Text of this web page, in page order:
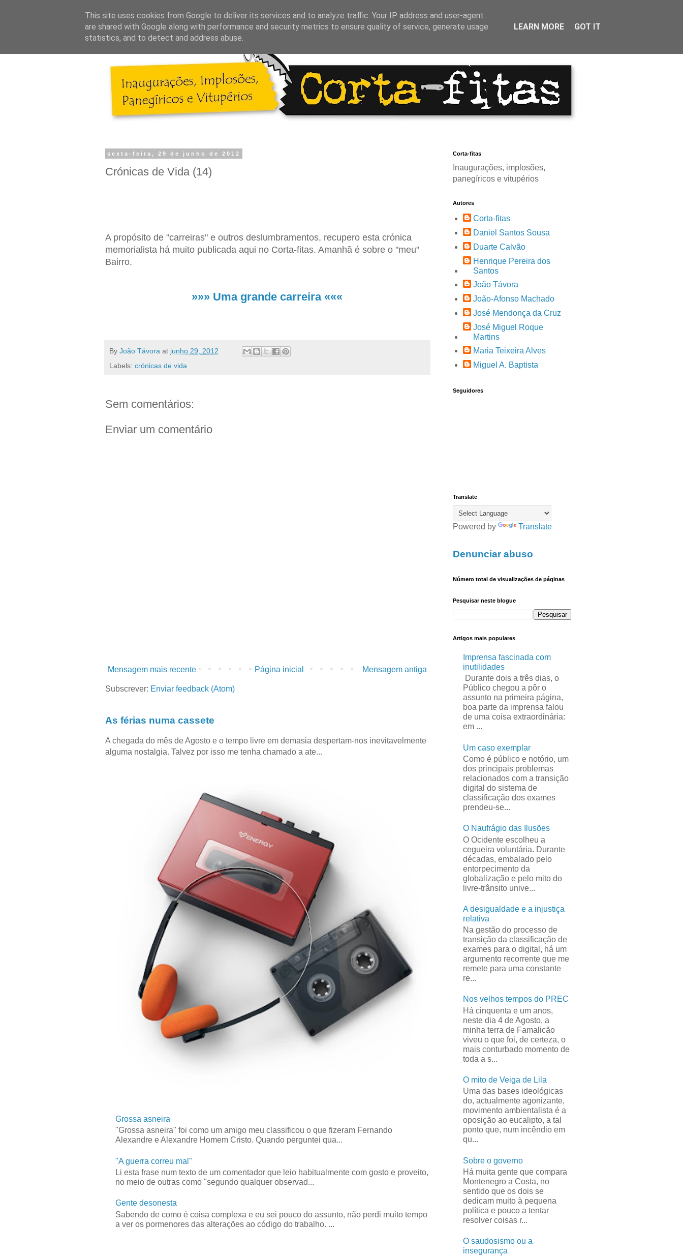
sexta-feira, 29 de junho de 2012
Crónicas de Vida (14)
A propósito de "carreiras" e outros deslumbramentos, recupero esta crónica
memorialista há muito publicada aqui no Corta-fitas. Amanhã é sobre o "meu"
Bairro.
»»» Uma grande carreira «««
By João Távora at junho 29, 2012
Labels: crónicas de vida
Sem comentários:
Enviar um comentário
Mensagem mais recente Mensagem antiga
Página inicial
Subscrever: Enviar feedback (Atom)
As férias numa cassete
A chegada do mês de Agosto e o tempo livre em demasia despertam-nos inevitavelmente
alguma nostalgia. Talvez por isso me tenha chamado a ate...
Grossa asneira
"Grossa asneira" foi como um amigo meu classificou o que fizeram Fernando
Alexandre e Alexandre Homem Cristo. Quando perguntei qua...
"A guerra correu mal"
Li esta frase num texto de um comentador que leio habitualmente com gosto e proveito,
no meio de outras como "segundo qualquer observad...
Gente desonesta
Sabendo de como é coisa complexa e eu sei pouco do assunto, não perdi muito tempo
a ver os pormenores das alterações ao código do trabalho. ...
Corta-fitas
Inaugurações, implosões,
panegíricos e vitupérios
Autores
Corta-fitas
Daniel Santos Sousa
Duarte Calvão
Henrique Pereira dos
Santos
João Távora
João-Afonso Machado
José Mendonça da Cruz
José Miguel Roque
Martins
Maria Teixeira Alves
Miguel A. Baptista
Seguidores
Translate
Powered by Translate
Denunciar abuso
Número total de visualizações de páginas
Pesquisar neste blogue
Artigos mais populares
Imprensa fascinada com
inutilidades
Durante dois a três dias, o
Público chegou a pôr o
assunto na primeira página,
boa parte da imprensa falou
de uma coisa extraordinária:
em ...
Um caso exemplar
Como é público e notório, um
dos principais problemas
relacionados com a transição
digital do sistema de
classificação dos exames
prendeu-se...
O Naufrágio das Ilusões
O Ocidente escolheu a
cegueira voluntária. Durante
décadas, embalado pelo
entorpecimento da
globalização e pelo mito do
livre-trânsito unive...
A desigualdade e a injustiça
relativa
Na gestão do processo de
transição da classificação de
exames para o digital, há um
argumento recorrente que me
remete para uma constante
re...
Nos velhos tempos do PREC
Há cinquenta e um anos,
neste dia 4 de Agosto, a
minha terra de Famalicão
viveu o que foi, de certeza, o
mais conturbado momento de
toda a s...
O mito de Veiga de Lila
Uma das bases ideológicas
do, actualmente agonizante,
movimento ambientalista é a
oposição ao eucalipto, a tal
ponto que, num incêndio em
qu...
Sobre o governo
Há muita gente que compara
Montenegro a Costa, no
sentido que os dois se
dedicam muito à pequena
política e pouco a tentar
resolver coisas r...
O saudosismo ou a
insegurança
This site uses cookies from Google to deliver its services and to analyze traffic. Your IP address and user-agent
are shared with Google along with performance and security metrics to ensure quality of service, generate usage
statistics, and to detect and address abuse.
LEARN MORE GOT IT